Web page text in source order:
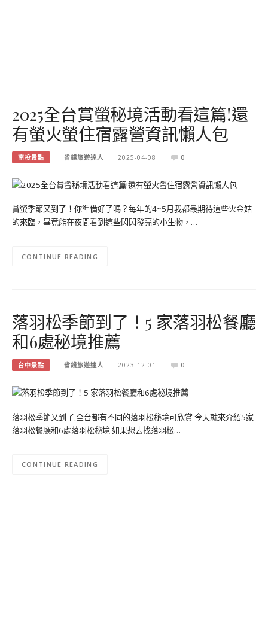
2025全台賞螢秘境活動看這篇!還
有螢火螢住宿露營資訊懶人包
南投景點 省錢旅遊達人 2025-04-08 0
賞螢季節又到了！你準備好了嗎？每年的4~5月我都最期待這些火金姑
的來臨，畢竟能在夜間看到這些閃閃發亮的小生物，…
CONTINUE READING
落羽松季節到了！5 家落羽松餐廳
和6處秘境推薦
台中景點 省錢旅遊達人 2023-12-01 0
落羽松季節又到了,全台都有不同的落羽松秘境可欣賞 今天就來介紹5家
落羽松餐廳和6處落羽松秘境 如果想去找落羽松…
CONTINUE READING